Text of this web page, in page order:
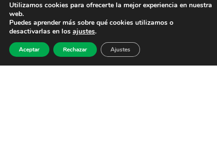
Utilizamos cookies para ofrecerte la mejor experiencia en nuestra
web.
Puedes aprender más sobre qué cookies utilizamos o
desactivarlas en los ajustes.
Aceptar Rechazar Ajustes